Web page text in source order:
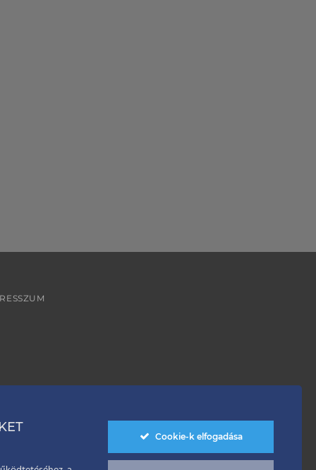
Cookie-k elfogadása